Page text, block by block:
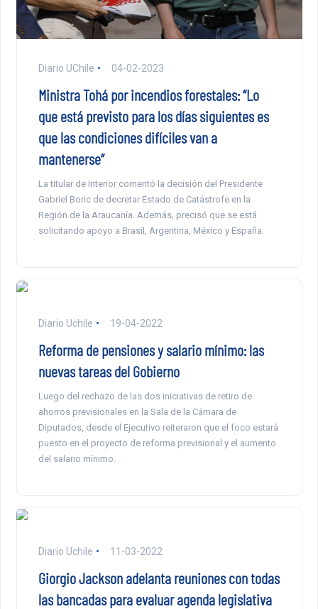
Diario UChile 04-02-2023
Ministra Tohá por incendios forestales: “Lo
que está previsto para los días siguientes es
que las condiciones difíciles van a
mantenerse”
La titular de Interior comentó la decisión del Presidente
Gabriel Boric de decretar Estado de Catástrofe en la
Región de la Araucanía. Además, precisó que se está
solicitando apoyo a Brasil, Argentina, México y España.
Diario Uchile 19-04-2022
Reforma de pensiones y salario mínimo: las
nuevas tareas del Gobierno
Luego del rechazo de las dos iniciativas de retiro de
ahorros previsionales en la Sala de la Cámara de
Diputados, desde el Ejecutivo reiteraron que el foco estará
puesto en el proyecto de reforma previsional y el aumento
del salario mínimo.
Diario Uchile 11-03-2022
Giorgio Jackson adelanta reuniones con todas
las bancadas para evaluar agenda legislativa